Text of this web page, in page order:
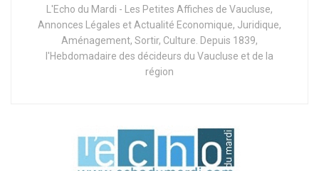
L'Echo du Mardi - Les Petites Affiches de Vaucluse,
Annonces Légales et Actualité Economique, Juridique,
Aménagement, Sortir, Culture. Depuis 1839,
l'Hebdomadaire des décideurs du Vaucluse et de la
région